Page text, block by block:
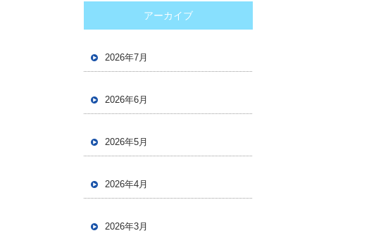
アーカイブ
2026年7月
2026年6月
2026年5月
2026年4月
2026年3月